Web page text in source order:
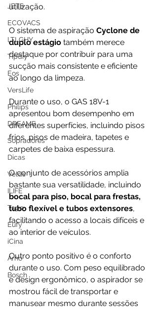
JETS
ECOVACS
LTLGHY
Tipdiy
Eos
VersLife
Philips
DREAME
Sopradores
Dicas
Velds
ILIFE
Tapo
Eufy
iCina
Arno
Bosch
utilização.
O sistema de aspiração Cyclone de
duplo estágio também merece
destaque por contribuir para uma
sucção mais consistente e eficiente
ao longo da limpeza.
Durante o uso, o GAS 18V-1
apresentou bom desempenho em
diferentes superfícies, incluindo pisos
frios, pisos de madeira, tapetes e
carpetes de baixa espessura.
O conjunto de acessórios amplia
bastante sua versatilidade, incluindo
bocal para piso, bocal para frestas,
tubo flexível e tubos extensores,
facilitando o acesso a locais difíceis e
ao interior de veículos.
Outro ponto positivo é o conforto
durante o uso. Com peso equilibrado
e design ergonômico, o aspirador se
mostrou fácil de transportar e
manusear mesmo durante sessões